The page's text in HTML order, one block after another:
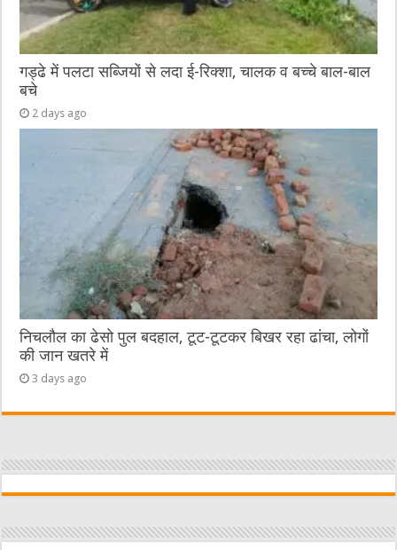
गड्ढे में पलटा सब्जियों से लदा ई-रिक्शा, चालक व बच्चे बाल-बाल
बचे
2 days ago
निचलौल का ढेसो पुल बदहाल, टूट-टूटकर बिखर रहा ढांचा, लोगों
की जान खतरे में
3 days ago